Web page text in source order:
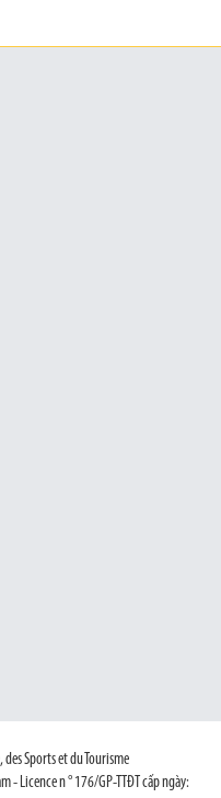
Sports et du Tourisme
- Licence n ° 176/GP-TTĐT cấp ngày: